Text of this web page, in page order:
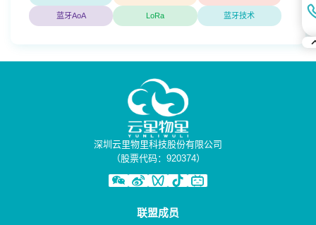
蓝牙AoA LoRa 蓝牙技术
深圳云里物里科技股份有限公司
（股票代码：920374）
联盟成员